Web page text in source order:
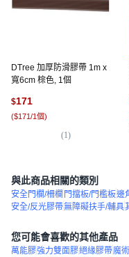
DTree 加厚防滑膠帶 1m x
寬6cm 棕色, 1個
$171
($171/1個)
(1)
與此商品相關的類別
安全門欄/柵欄 門擋板/門檻板邊
安全/反光膠帶無障礙扶手/輔具
您可能會喜歡的其他產品
萬能膠強力雙面膠絕緣膠帶魔